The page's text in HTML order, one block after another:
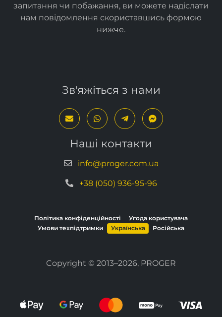
запитання чи побажання, ви можете надіслати
нам повідомлення скориставшись формою
нижче.
Зв'яжіться з нами
Наші контакти
info@proger.com.ua
+38 (050) 936-95-96
Політика конфіденційності
Угода користувача
Умови техпідтримки
Українська Російська
Copyright © 2013–2026, PROGER